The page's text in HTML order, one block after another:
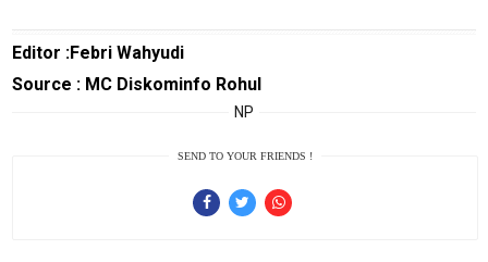
Editor :Febri Wahyudi
Source : MC Diskominfo Rohul
NP
SEND TO YOUR FRIENDS !
infotorial